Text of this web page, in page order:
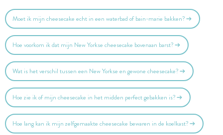
Moet ik mijn cheesecake echt in een waterbad of bain-marie bakken?
Hoe voorkom ik dat mijn New Yorkse cheesecake bovenaan barst?
Wat is het verschil tussen een New Yorkse en gewone cheesecake?
Hoe zie ik of mijn cheesecake in het midden perfect gebakken is?
Hoe lang kan ik mijn zelfgemaakte cheesecake bewaren in de koelkast?